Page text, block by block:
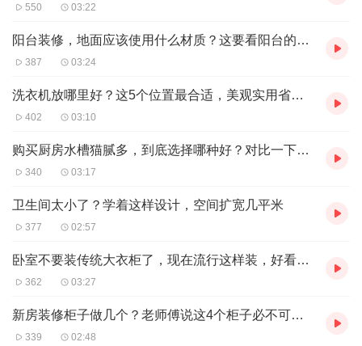
550 03:22
阳台装修，地面应该使用什么材质？这要看阳台的功能如何
387 03:24
洗衣机放哪里好？这5个位置最合适，美观实用省空间
402 03:10
购买厨房水槽猫腻多，到底选择哪种好？对比一下你就懂了
340 03:17
卫生间太小了？学着这样设计，空间扩宽几平米
377 02:57
卧室不要装传统大衣柜了，现在流行这样装，好看又不占地方！
362 03:27
新房装修柜子做几个？老师傅说这4个柜子必不可少，你做对了吗
339 02:48